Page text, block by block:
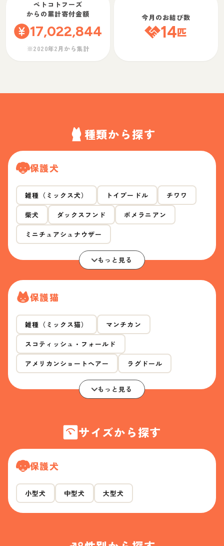
ペトコトフーズ
からの累計寄付金額
17,022,844
※2020年2月から集計
今月のお結び数
14匹
種類から探す
保護犬
雑種（ミックス犬） トイプードル チワワ
柴犬 ダックスフンド ポメラニアン
ミニチュアシュナウザー
もっと見る
保護猫
雑種（ミックス猫） マンチカン
スコティッシュ・フォールド
アメリカンショートヘアー ラグドール
もっと見る
サイズから探す
保護犬
小型犬 中型犬 大型犬